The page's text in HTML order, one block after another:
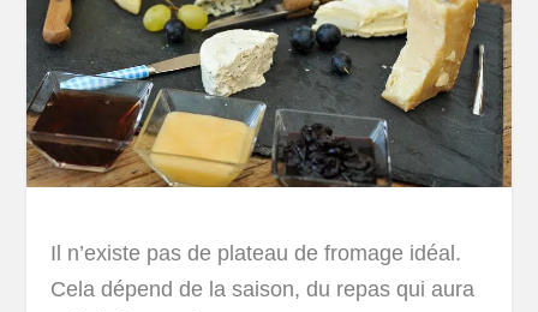
Il n’existe pas de plateau de fromage idéal.
Cela dépend de la saison, du repas qui aura